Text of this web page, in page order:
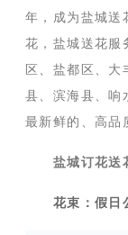
年，成为盐城送
花，盐城送花服
区、盐都区、
县、滨海县、响
最新鲜的、高品
盐城订花送
花束：假日